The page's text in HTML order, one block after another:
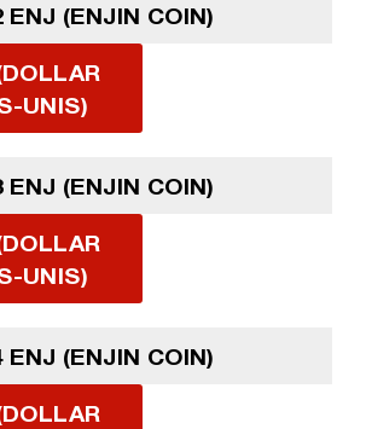
ENJ (ENJIN COIN)
UNIS)
ENJ (ENJIN COIN)
UNIS)
ENJ (ENJIN COIN)